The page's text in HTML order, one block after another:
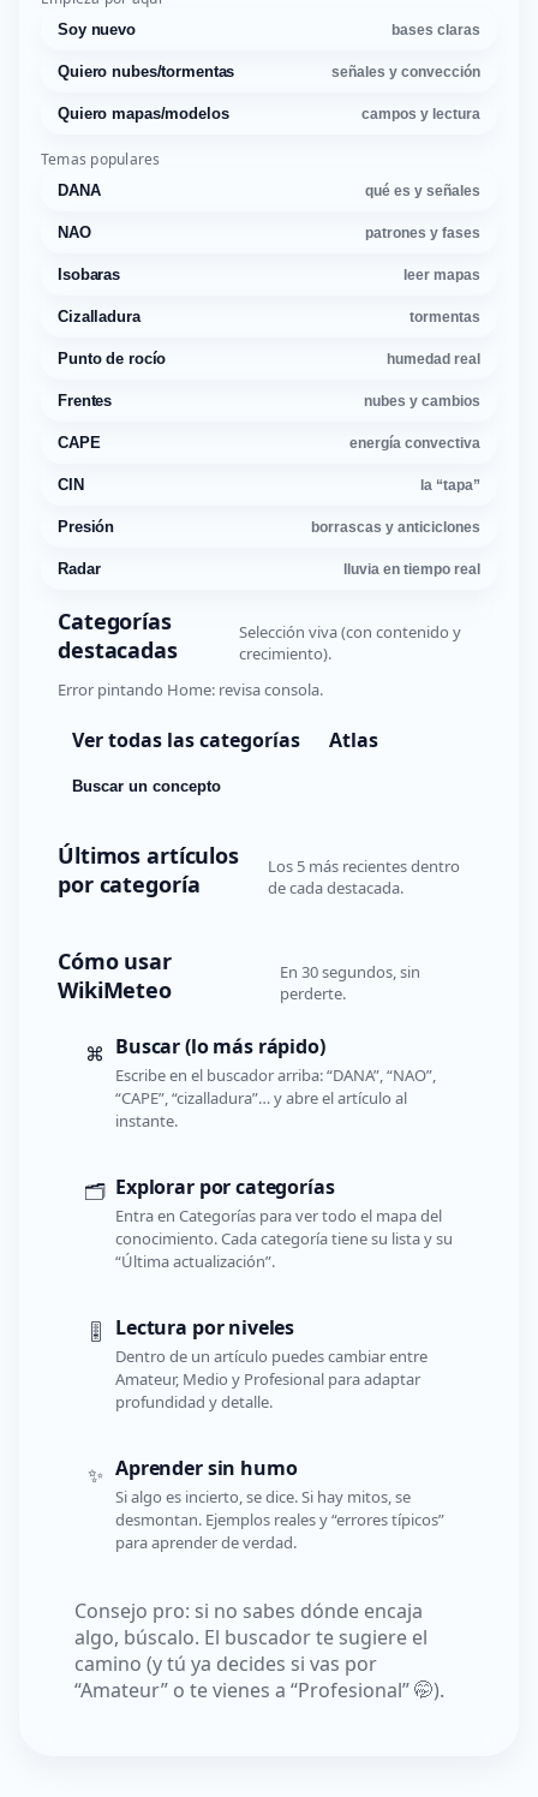
Soy nuevo bases claras
Quiero nubes/tormentas señales y convección
Quiero mapas/modelos campos y lectura
Temas populares
DANA qué es y señales
NAO patrones y fases
Isobaras leer mapas
Cizalladura tormentas
Punto de rocío humedad real
Frentes nubes y cambios
CAPE energía convectiva
CIN la “tapa”
Presión borrascas y anticiclones
Radar lluvia en tiempo real
Categorías
destacadas
Selección viva (con contenido y
crecimiento).
Error pintando Home: revisa consola.
Ver todas las categorías Atlas
Buscar un concepto
Últimos artículos
por categoría
Los 5 más recientes dentro
de cada destacada.
Cómo usar
WikiMeteo
En 30 segundos, sin
perderte.
⌘ Buscar (lo más rápido)
Escribe en el buscador arriba: “DANA”, “NAO”,
“CAPE”, “cizalladura”… y abre el artículo al
instante.
🗂️ Explorar por categorías
Entra en Categorías para ver todo el mapa del
conocimiento. Cada categoría tiene su lista y su
“Última actualización”.
🎚️ Lectura por niveles
Dentro de un artículo puedes cambiar entre
Amateur, Medio y Profesional para adaptar
profundidad y detalle.
✨ Aprender sin humo
Si algo es incierto, se dice. Si hay mitos, se
desmontan. Ejemplos reales y “errores típicos”
para aprender de verdad.
Consejo pro: si no sabes dónde encaja
algo, búscalo. El buscador te sugiere el
camino (y tú ya decides si vas por
“Amateur” o te vienes a “Profesional” 🤭).